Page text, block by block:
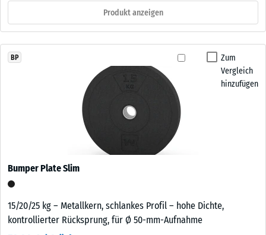
Produkt anzeigen
Zum
Vergleich
hinzufügen
BP
Bumper Plate Slim
15/20/25 kg – Metallkern, schlankes Profil – hohe Dichte,
kontrollierter Rücksprung, für Ø 50-mm-Aufnahme